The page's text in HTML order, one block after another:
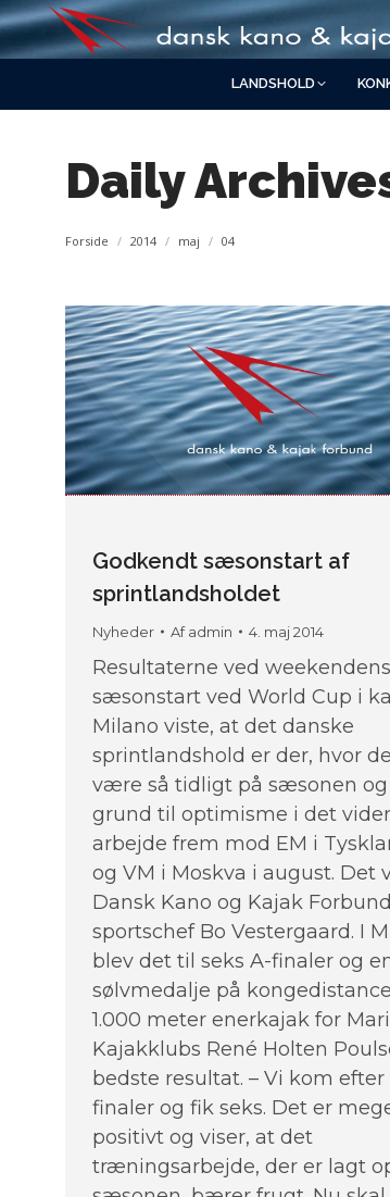
LANDSHOLD
Daily
You are here:
Forside 2014 maj 04
Godkendt sæsonstart af
sprintlandsholdet
Nyheder Afadmin 4. maj 2014
Resultaterne ved weekendens
sæsonstart ved World Cup i
Milano viste, at det danske
sprintlandshold er der, hvor
være så tidligt på sæsonen
grund til optimisme i det
arbejde frem mod EM i
og VM i Moskva i august. Det
Dansk Kano og Kajak
sportschef Bo Vestergaard. I
blev det til seks A-finaler og
sølvmedalje på
1.000 meter enerkajak for
Kajakklubs René Holten
bedste resultat. – Vi kom
finaler og fik seks. Det er
positivt og viser, at det
træningsarbejde, der er lagt